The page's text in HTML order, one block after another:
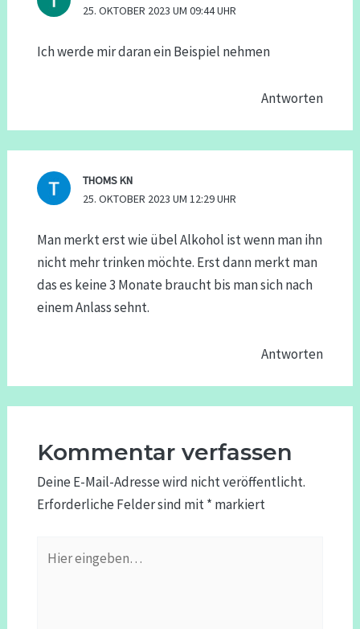
25. OKTOBER 2023 UM 09:44 UHR
Ich werde mir daran ein Beispiel nehmen
Antworten
THOMS KN
25. OKTOBER 2023 UM 12:29 UHR
Man merkt erst wie übel Alkohol ist wenn man ihn
nicht mehr trinken möchte. Erst dann merkt man
das es keine 3 Monate braucht bis man sich nach
einem Anlass sehnt.
Antworten
Kommentar verfassen
Deine E-Mail-Adresse wird nicht veröffentlicht.
Erforderliche Felder sind mit* markiert
eingeben…